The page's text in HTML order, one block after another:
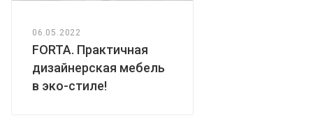
06.05.2022
FORTA. Практичная
дизайнерская мебель
в эко-стиле!